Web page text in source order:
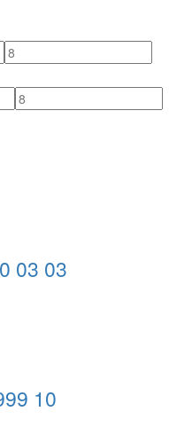
03 03
10